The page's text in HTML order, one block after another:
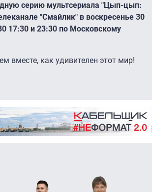
серию мультсериала "Цып-цып:
"Смайлик" в воскресенье 30
17:30 и 23:30 по Московскому
вместе, как удивителен этот мир!